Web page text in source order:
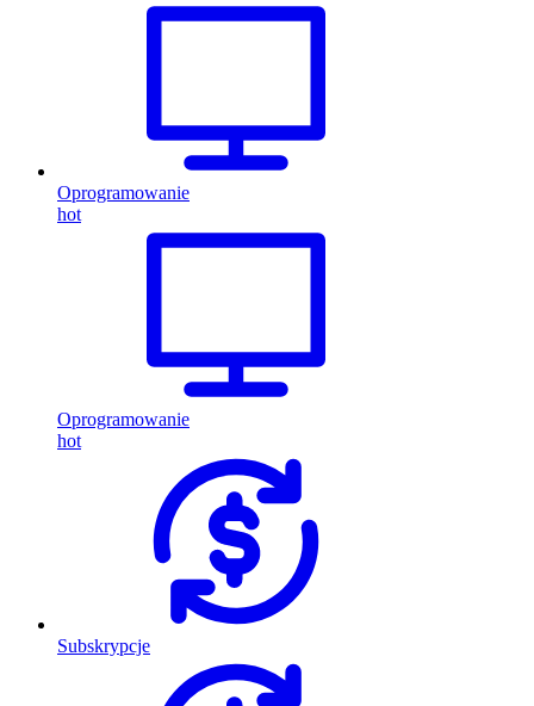
Oprogramowanie
hot
Oprogramowanie
hot
Subskrypcje